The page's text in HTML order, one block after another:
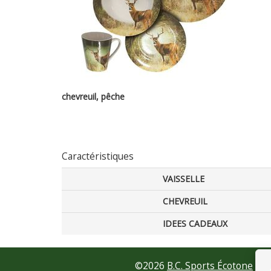
chevreuil, pêche
Caractéristiques
VAISSELLE
CHEVREUIL
IDEES CADEAUX
©2026 B.C. Sports Écotone